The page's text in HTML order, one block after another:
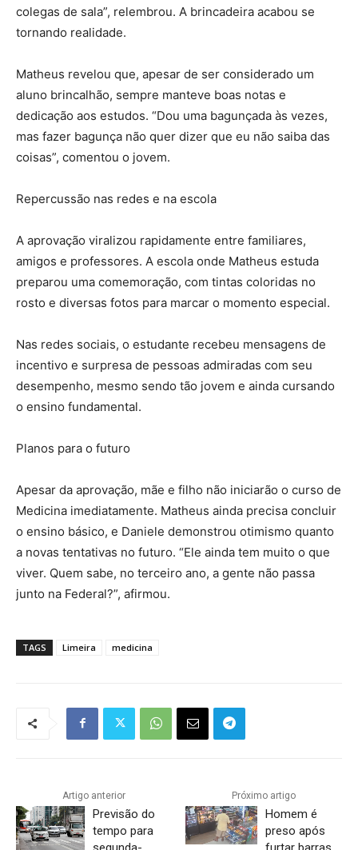
colegas de sala”, relembrou. A brincadeira acabou se
tornando realidade.
Matheus revelou que, apesar de ser considerado um
aluno brincalhão, sempre manteve boas notas e
dedicação aos estudos. “Dou uma bagunçada às vezes,
mas fazer bagunça não quer dizer que eu não saiba das
coisas”, comentou o jovem.
Repercussão nas redes e na escola
A aprovação viralizou rapidamente entre familiares,
amigos e professores. A escola onde Matheus estuda
preparou uma comemoração, com tintas coloridas no
rosto e diversas fotos para marcar o momento especial.
Nas redes sociais, o estudante recebeu mensagens de
incentivo e surpresa de pessoas admiradas com seu
desempenho, mesmo sendo tão jovem e ainda cursando
o ensino fundamental.
Planos para o futuro
Apesar da aprovação, mãe e filho não iniciarão o curso de
Medicina imediatamente. Matheus ainda precisa concluir
o ensino básico, e Daniele demonstrou otimismo quanto
a novas tentativas no futuro. “Ele ainda tem muito o que
viver. Quem sabe, no terceiro ano, a gente não passa
junto na Federal?”, afirmou.
TAGS Limeira medicina
Artigo anterior
Previsão do
tempo para
Próximo artigo
Homem é
preso após